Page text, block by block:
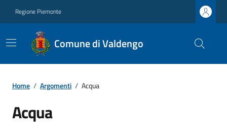
Regione Piemonte
Comune di Valdengo
Home / Argomenti / Acqua
Acqua